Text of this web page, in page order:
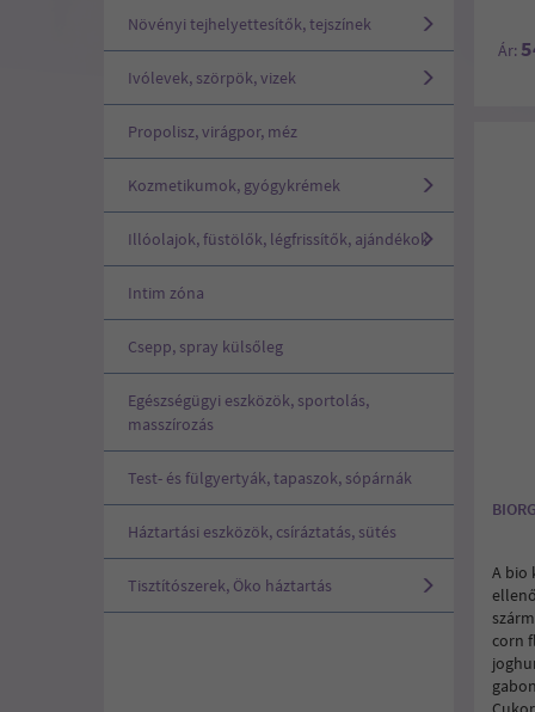
Növényi tejhelyettesítők, tejszínek
Ivólevek, szörpök, vizek
Propolisz, virágpor, méz
Kozmetikumok, gyógykrémek
Illóolajok, füstölők, légfrissítők, ajándékok
Intim zóna
Csepp, spray külsőleg
Egészségügyi eszközök, sportolás,
masszírozás
Test- és fülgyertyák, tapaszok, sópárnák
Háztartási eszközök, csíráztatás, sütés
Tisztítószerek, Öko háztartás
Ár:
A bio
corn